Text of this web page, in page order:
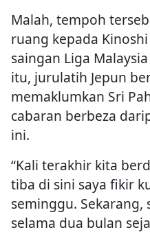
Malah, tempoh
ruang kepada
saingan Liga
itu, jurulatih Jepun
memaklumkan Sri
cabaran berbeza
ini.
“Kali terakhir kita
tiba di sini saya fikir
seminggu. Sekarang,
selama dua bulan